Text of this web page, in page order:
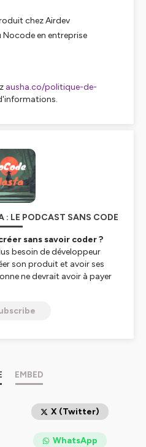
chez Airdev
Nocode en entreprise
ausha.co/politique-de-
: LE PODCAST SANS CODE
sans savoir coder ?
besoin de développeur
son produit et avoir ses
ne devrait avoir à payer
peuvent
devient plus
gens deviennent des
ce qui entraîne une
fondateur de Product Hunt
EMBED
X (Twitter)
WhatsApp